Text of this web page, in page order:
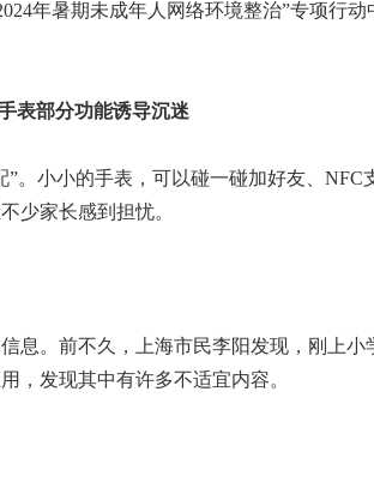
年暑期未成年人网络环境整治”专项行
表部分功能诱导沉迷
小小的手表，可以碰一碰加好友、NFC
少家长感到担忧。
。前不久，上海市民李阳发现，刚上小
，发现其中有许多不适宜内容。